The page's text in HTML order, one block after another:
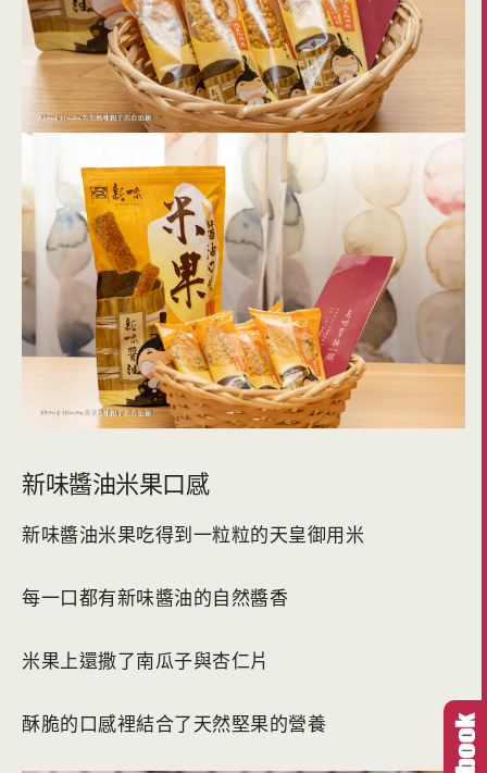
新味醬油米果口感
新味醬油米果吃得到一粒粒的天皇御用米
每一口都有新味醬油的自然醬香
米果上還撒了南瓜子與杏仁片
酥脆的口感裡結合了天然堅果的營養